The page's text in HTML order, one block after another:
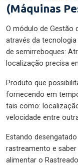
(Máquinas
O módulo de Gestão
através da
de semirreboques:
localização precisa
Produto que
fornecendo em
tais como:
velocidade entre
Estando
rastreamento e
alimentar o